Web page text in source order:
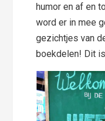
humor en af en
word er in mee
gezichtjes van
boekdelen! Dit